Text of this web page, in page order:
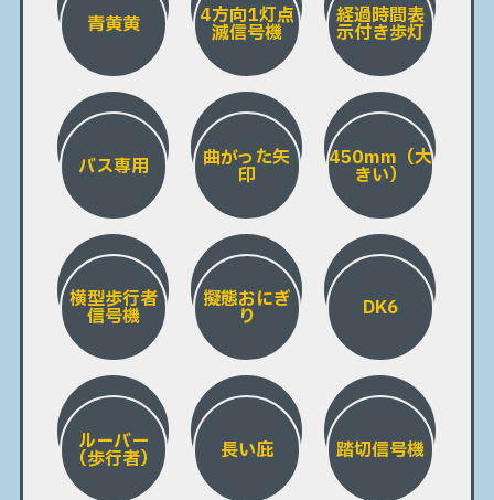
青黄黄 4方向1灯点
滅信号機
経過時間表
示付き歩灯
バス専用 曲がった矢
印
450mm（大
きい）
横型歩行者
信号機
擬態おにぎ
り DK6
ルーバー
（歩行者） 長い庇 踏切信号機